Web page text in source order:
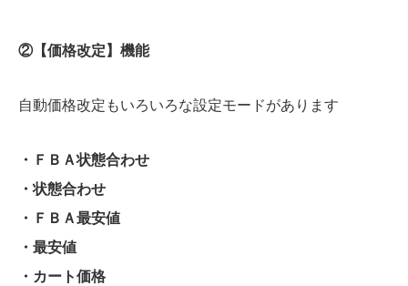
②【価格改定】機能
自動価格改定もいろいろな設定モードがあります
・ＦＢＡ状態合わせ
・状態合わせ
・ＦＢＡ最安値
・最安値
・カート価格